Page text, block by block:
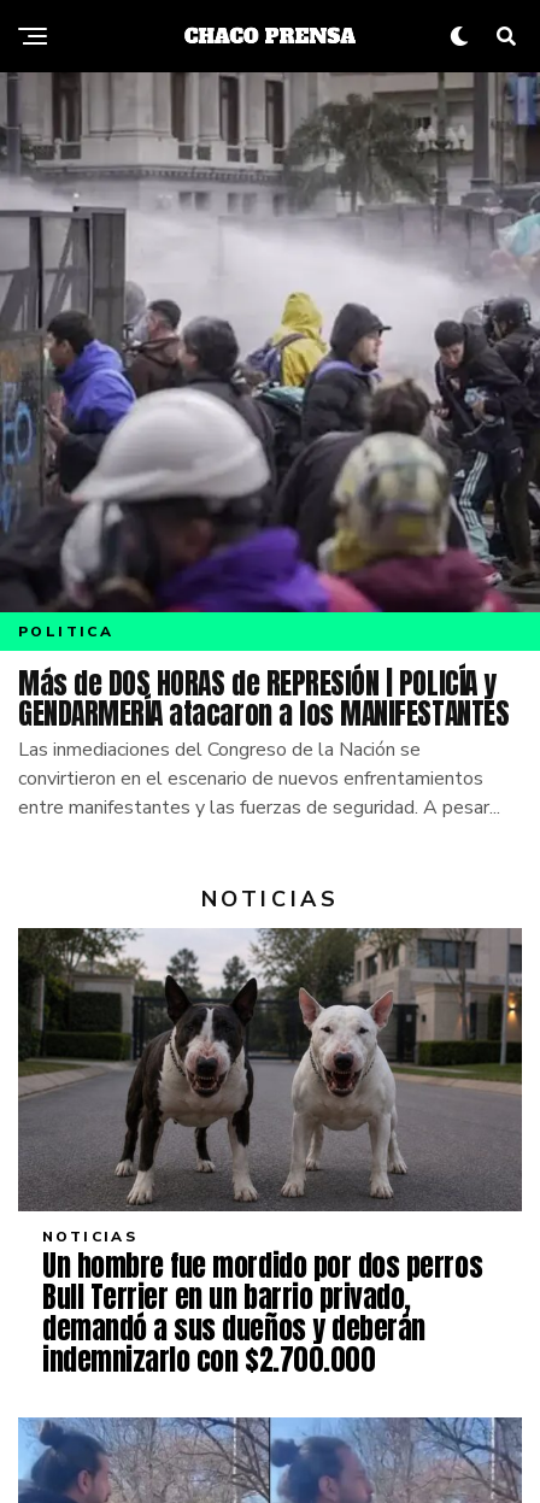
POLITICA
Más de DOS HORAS de REPRESIÓN | POLICÍA y
GENDARMERÍA atacaron a los MANIFESTANTES
Las inmediaciones del Congreso de la Nación se
convirtieron en el escenario de nuevos enfrentamientos
entre manifestantes y las fuerzas de seguridad. A pesar...
NOTICIAS
NOTICIAS
Un hombre fue mordido por dos perros
Bull Terrier en un barrio privado,
demandó a sus dueños y deberán
indemnizarlo con $2.700.000